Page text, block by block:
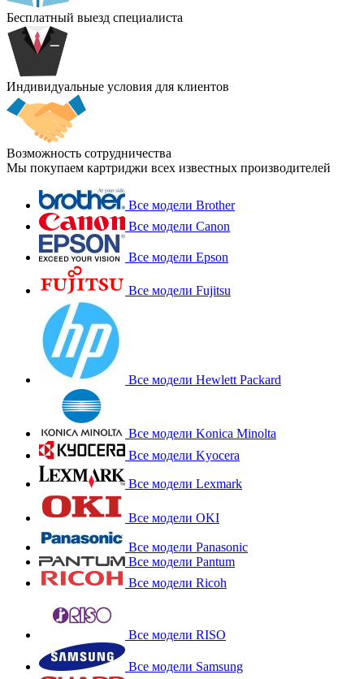
Бесплатный выезд специалиста
Индивидуальные условия для клиентов
Возможность сотрудничества
Мы покупаем картриджи всех известных производителей
Все модели Brother
Все модели Canon
Все модели Epson
Все модели Fujitsu
Все модели Hewlett Packard
Все модели Konica Minolta
Все модели Kyocera
Все модели Lexmark
Все модели OKI
Все модели Panasonic
Все модели Pantum
Все модели Ricoh
Все модели RISO
Все модели Samsung